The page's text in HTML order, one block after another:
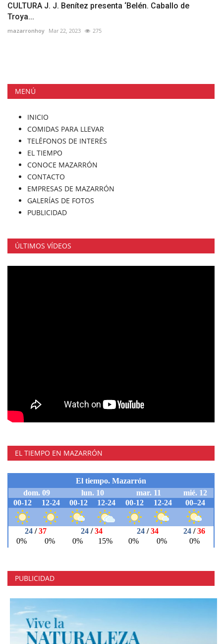
CULTURA J. J. Benítez presenta ‘Belén. Caballo de
Troya...
mazarronhoy Mar 22, 2023 275
MENÚ
INICIO
COMIDAS PARA LLEVAR
TELÉFONOS DE INTERÉS
EL TIEMPO
CONOCE MAZARRÓN
CONTACTO
EMPRESAS DE MAZARRÓN
GALERÍAS DE FOTOS
PUBLICIDAD
ÚLTIMOS VÍDEOS
EL TIEMPO EN MAZARRÓN
PUBLICIDAD